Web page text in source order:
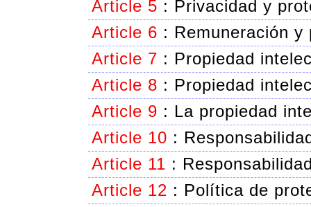
Article 5 : Privacidad y
Article 6 : Remuneración
Article 7 : Propiedad
Article 8 : Propiedad
Article 9 : La propiedad
Article 10 :
Article 11 :
Article 12 : Política de